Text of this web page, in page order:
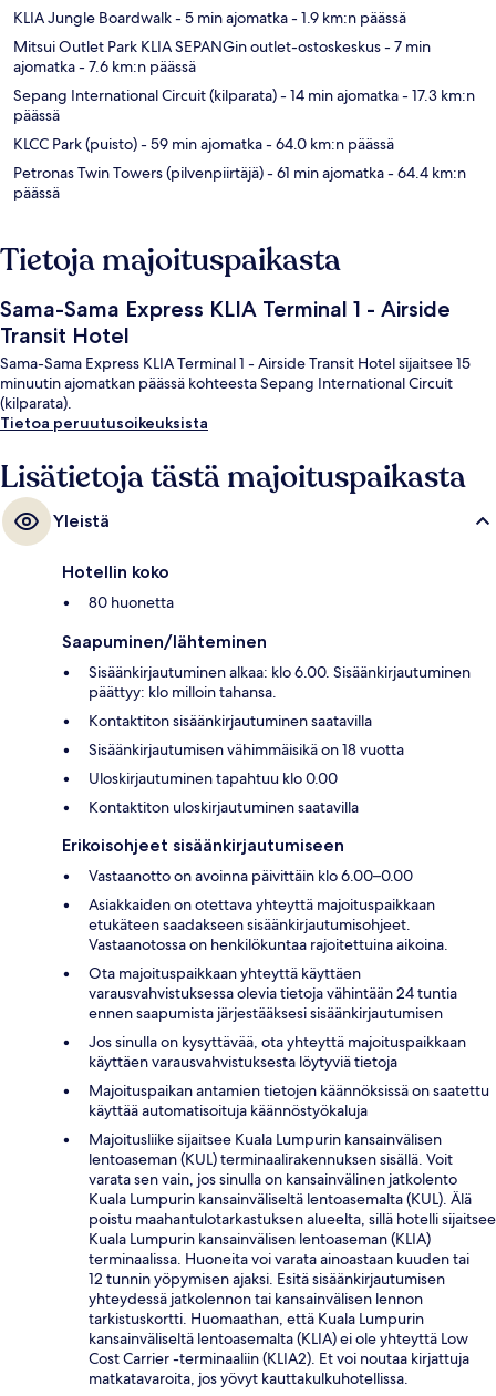
KLIA Jungle Boardwalk- 5 min ajomatka- 1.9 km:n päässä
Mitsui Outlet Park KLIA SEPANGin outlet-ostoskeskus- 7 min
ajomatka- 7.6 km:n päässä
Sepang International Circuit (kilparata)- 14 min ajomatka- 17.3 km:n
päässä
KLCC Park (puisto)- 59 min ajomatka- 64.0 km:n päässä
Petronas Twin Towers (pilvenpiirtäjä)- 61 min ajomatka- 64.4 km:n
päässä
Tietoja majoituspaikasta
Sama-Sama Express KLIA Terminal 1 - Airside
Transit Hotel
Sama-Sama Express KLIA Terminal 1 - Airside Transit Hotel sijaitsee 15
minuutin ajomatkan päässä kohteesta Sepang International Circuit
(kilparata).
Tietoa peruutusoikeuksista
Lisätietoja tästä majoituspaikasta
Yleistä
Hotellin koko
80 huonetta
Saapuminen/lähteminen
Sisäänkirjautuminen alkaa: klo 6.00. Sisäänkirjautuminen
päättyy: klo milloin tahansa.
Kontaktiton sisäänkirjautuminen saatavilla
Sisäänkirjautumisen vähimmäisikä on 18 vuotta
Uloskirjautuminen tapahtuu klo 0.00
Kontaktiton uloskirjautuminen saatavilla
Erikoisohjeet sisäänkirjautumiseen
Vastaanotto on avoinna päivittäin klo 6.00–0.00
Asiakkaiden on otettava yhteyttä majoituspaikkaan
etukäteen saadakseen sisäänkirjautumisohjeet.
Vastaanotossa on henkilökuntaa rajoitettuina aikoina.
Ota majoituspaikkaan yhteyttä käyttäen
varausvahvistuksessa olevia tietoja vähintään 24 tuntia
ennen saapumista järjestääksesi sisäänkirjautumisen
Jos sinulla on kysyttävää, ota yhteyttä majoituspaikkaan
käyttäen varausvahvistuksesta löytyviä tietoja
Majoituspaikan antamien tietojen käännöksissä on saatettu
käyttää automatisoituja käännöstyökaluja
Majoitusliike sijaitsee Kuala Lumpurin kansainvälisen
lentoaseman (KUL) terminaalirakennuksen sisällä. Voit
varata sen vain, jos sinulla on kansainvälinen jatkolento
Kuala Lumpurin kansainväliseltä lentoasemalta (KUL). Älä
poistu maahantulotarkastuksen alueelta, sillä hotelli sijaitsee
Kuala Lumpurin kansainvälisen lentoaseman (KLIA)
terminaalissa. Huoneita voi varata ainoastaan kuuden tai
12 tunnin yöpymisen ajaksi. Esitä sisäänkirjautumisen
yhteydessä jatkolennon tai kansainvälisen lennon
tarkistuskortti. Huomaathan, että Kuala Lumpurin
kansainväliseltä lentoasemalta (KLIA) ei ole yhteyttä Low
Cost Carrier -terminaaliin (KLIA2). Et voi noutaa kirjattuja
matkatavaroita, jos yövyt kauttakulkuhotellissa.